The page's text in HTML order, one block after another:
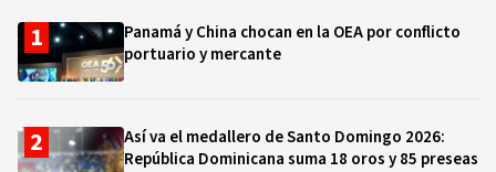
Panamá y China chocan en la OEA por conflicto
portuario y mercante
Así va el medallero de Santo Domingo 2026:
República Dominicana suma 18 oros y 85 preseas